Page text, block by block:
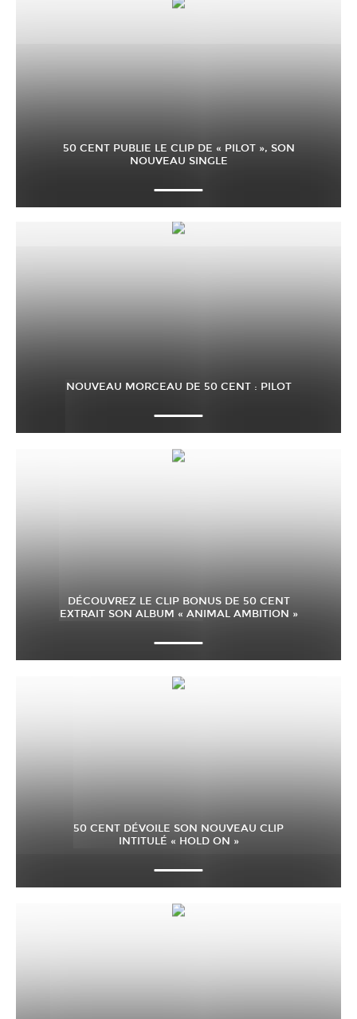
50 CENT PUBLIE LE CLIP DE « PILOT », SON
NOUVEAU SINGLE
NOUVEAU MORCEAU DE 50 CENT : PILOT
DÉCOUVREZ LE CLIP BONUS DE 50 CENT
EXTRAIT SON ALBUM « ANIMAL AMBITION »
50 CENT DÉVOILE SON NOUVEAU CLIP
INTITULÉ « HOLD ON »